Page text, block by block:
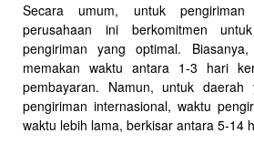
Secara umum, untuk
perusahaan ini berkomitmen
pengiriman yang optimal.
memakan waktu antara 1-3 hari
pembayaran. Namun, untuk
pengiriman internasional, waktu
waktu lebih lama, berkisar antara 5-14